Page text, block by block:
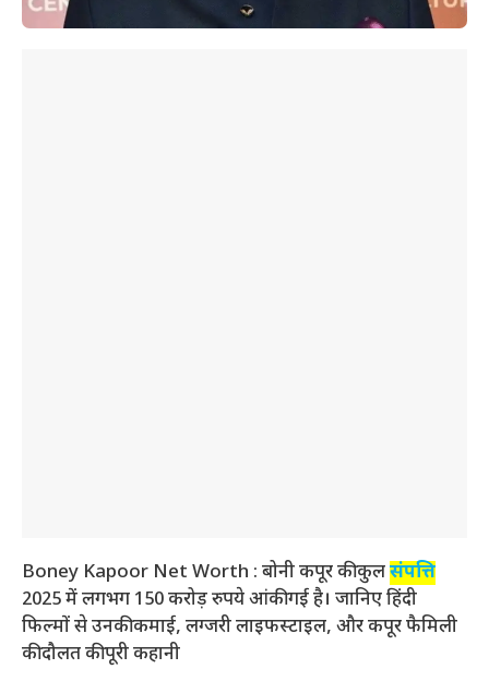
Boney Kapoor Net Worth : बोनी कपूर की कुलसंपत्ति
2025 में लगभग 150 करोड़ रुपये आंकी गई है। जानिए हिंदी
फिल्मों से उनकी कमाई, लग्जरी लाइफस्टाइल, और कपूर फैमिली
की दौलत की पूरी कहानी